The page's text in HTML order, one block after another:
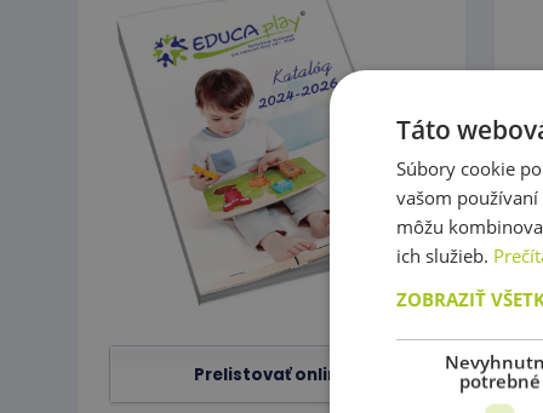
Prelistovať online
Táto
Súbory cookie
vašom
môžu
ich služieb.
ZOBRAZIŤ
potrebné